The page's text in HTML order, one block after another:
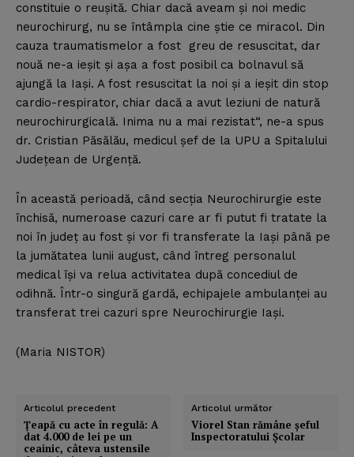
constituie o reuşită. Chiar dacă aveam şi noi medic
neurochirurg, nu se întâmpla cine ştie ce miracol. Din
cauza traumatismelor a fost greu de resuscitat, dar
nouă ne-a ieşit şi aşa a fost posibil ca bolnavul să
ajungă la Iaşi. A fost resuscitat la noi şi a ieşit din stop
cardio-respirator, chiar dacă a avut leziuni de natură
neurochirurgicală. Inima nu a mai rezistat“, ne-a spus
dr. Cristian Păsălău, medicul şef de la UPU a Spitalului
Judeţean de Urgenţă.
În această perioadă, când secţia Neurochirurgie este
închisă, numeroase cazuri care ar fi putut fi tratate la
noi în judeţ au fost şi vor fi transferate la Iaşi până pe
la jumătatea lunii august, când întreg personalul
medical îşi va relua activitatea după concediul de
odihnă. Într-o singură gardă, echipajele ambulanţei au
transferat trei cazuri spre Neurochirurgie Iaşi.
(Maria NISTOR)
Articolul precedent
Ţeapă cu acte în regulă: A
dat 4.000 de lei pe un
ceainic, câteva ustensile
Articolul următor
Viorel Stan rămâne şeful
Inspectoratului Şcolar